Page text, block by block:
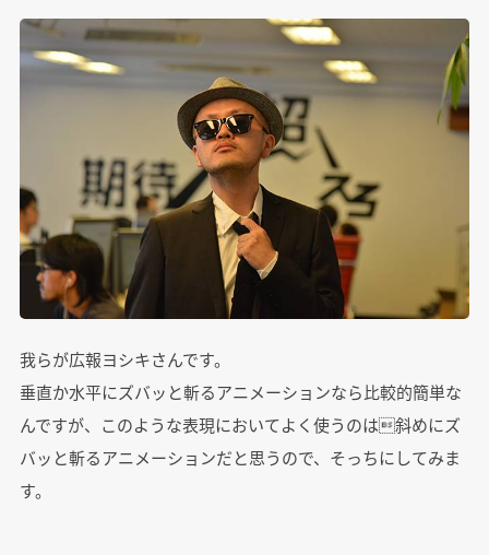
我らが広報ヨシキさんです。
垂直か水平にズバッと斬るアニメーションなら比較的簡単な
んですが、このような表現においてよく使うのは斜めにズ
バッと斬るアニメーションだと思うので、そっちにしてみま
す。